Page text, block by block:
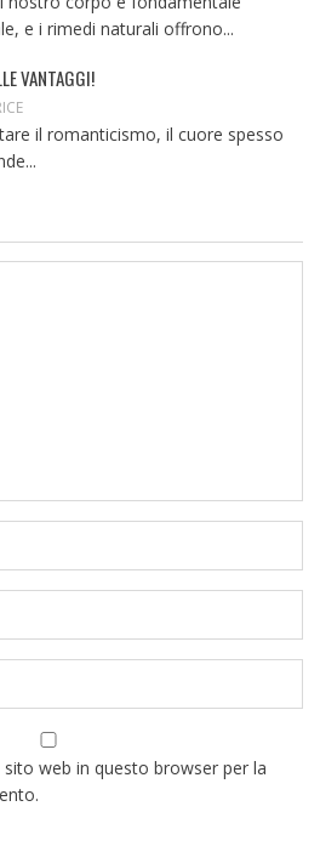
e i rimedi naturali offrono...
VANTAGGI!
il romanticismo, il cuore spesso
web in questo browser per la